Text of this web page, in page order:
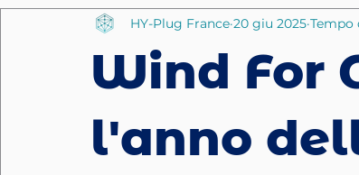
Wind For
l'anno
HY-Plug France 20 giu 2025 Tempo